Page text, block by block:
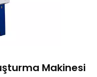
Makinesi